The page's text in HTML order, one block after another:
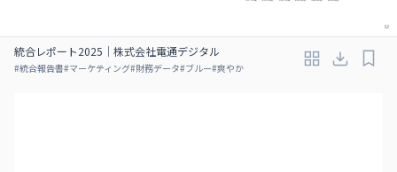
統合レポート2025｜株式会社電通デジタル
#統合報告書#マーケティング#財務データ#ブルー#爽やか